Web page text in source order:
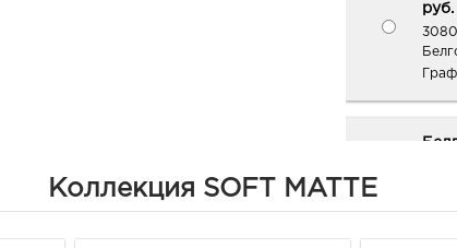
руб.
Коллекция SOFT MATTE